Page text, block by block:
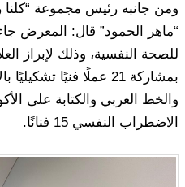
ومن جانبه رئيس مجموعة “كلنا
“ماهر الحمود” قال: المعرض جاء
للصحة النفسية، وذلك لإبراز
بمشاركة 21 عملًا فنيًا
والخط العربي والكتابة على
الاضطراب النفسي 15 فنانًا.